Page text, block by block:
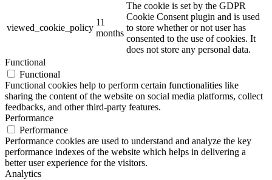
viewed_cookie_policy
11
months
The cookie is set by the GDPR
Cookie Consent plugin and is used
to store whether or not user has
consented to the use of cookies. It
does not store any personal data.
Functional
Functional
Functional cookies help to perform certain functionalities like
sharing the content of the website on social media platforms, collect
feedbacks, and other third-party features.
Performance
Performance
Performance cookies are used to understand and analyze the key
performance indexes of the website which helps in delivering a
better user experience for the visitors.
Analytics